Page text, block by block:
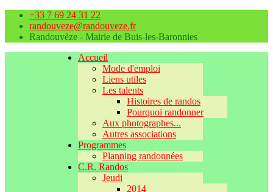
+33 7 69 24 31 22
randouveze@randouveze.fr
Randouvèze - Mairie de Buis-les-Baronnies
Accueil
Mode d'emploi
Liens utiles
Les talents
Histoires de randos
Pourquoi randonner
Aux photographes...
Autres associations
Programmes
Planning randonnées
C.R. Randos
Jeudi
2014